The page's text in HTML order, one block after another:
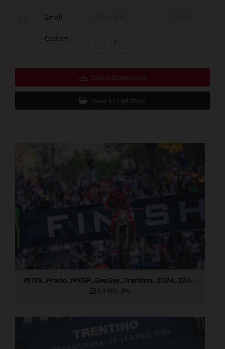
Small
Custom x
Direct Download
Save to Lightbox
76725_Prado_MXGP_GasGas_Trentino_2024_22A7713
5,5 MB .JPG